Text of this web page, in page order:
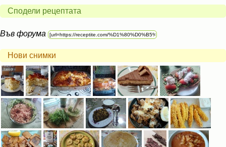
Сподели рецептата
Във форума
Нови снимки